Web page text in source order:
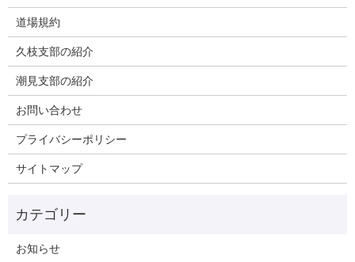
道場規約
久枝支部の紹介
潮見支部の紹介
お問い合わせ
プライバシーポリシー
サイトマップ
お知らせ